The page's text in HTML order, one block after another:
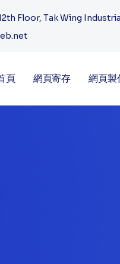
Floor, Tak Wing
頁 網頁寄存 網頁製